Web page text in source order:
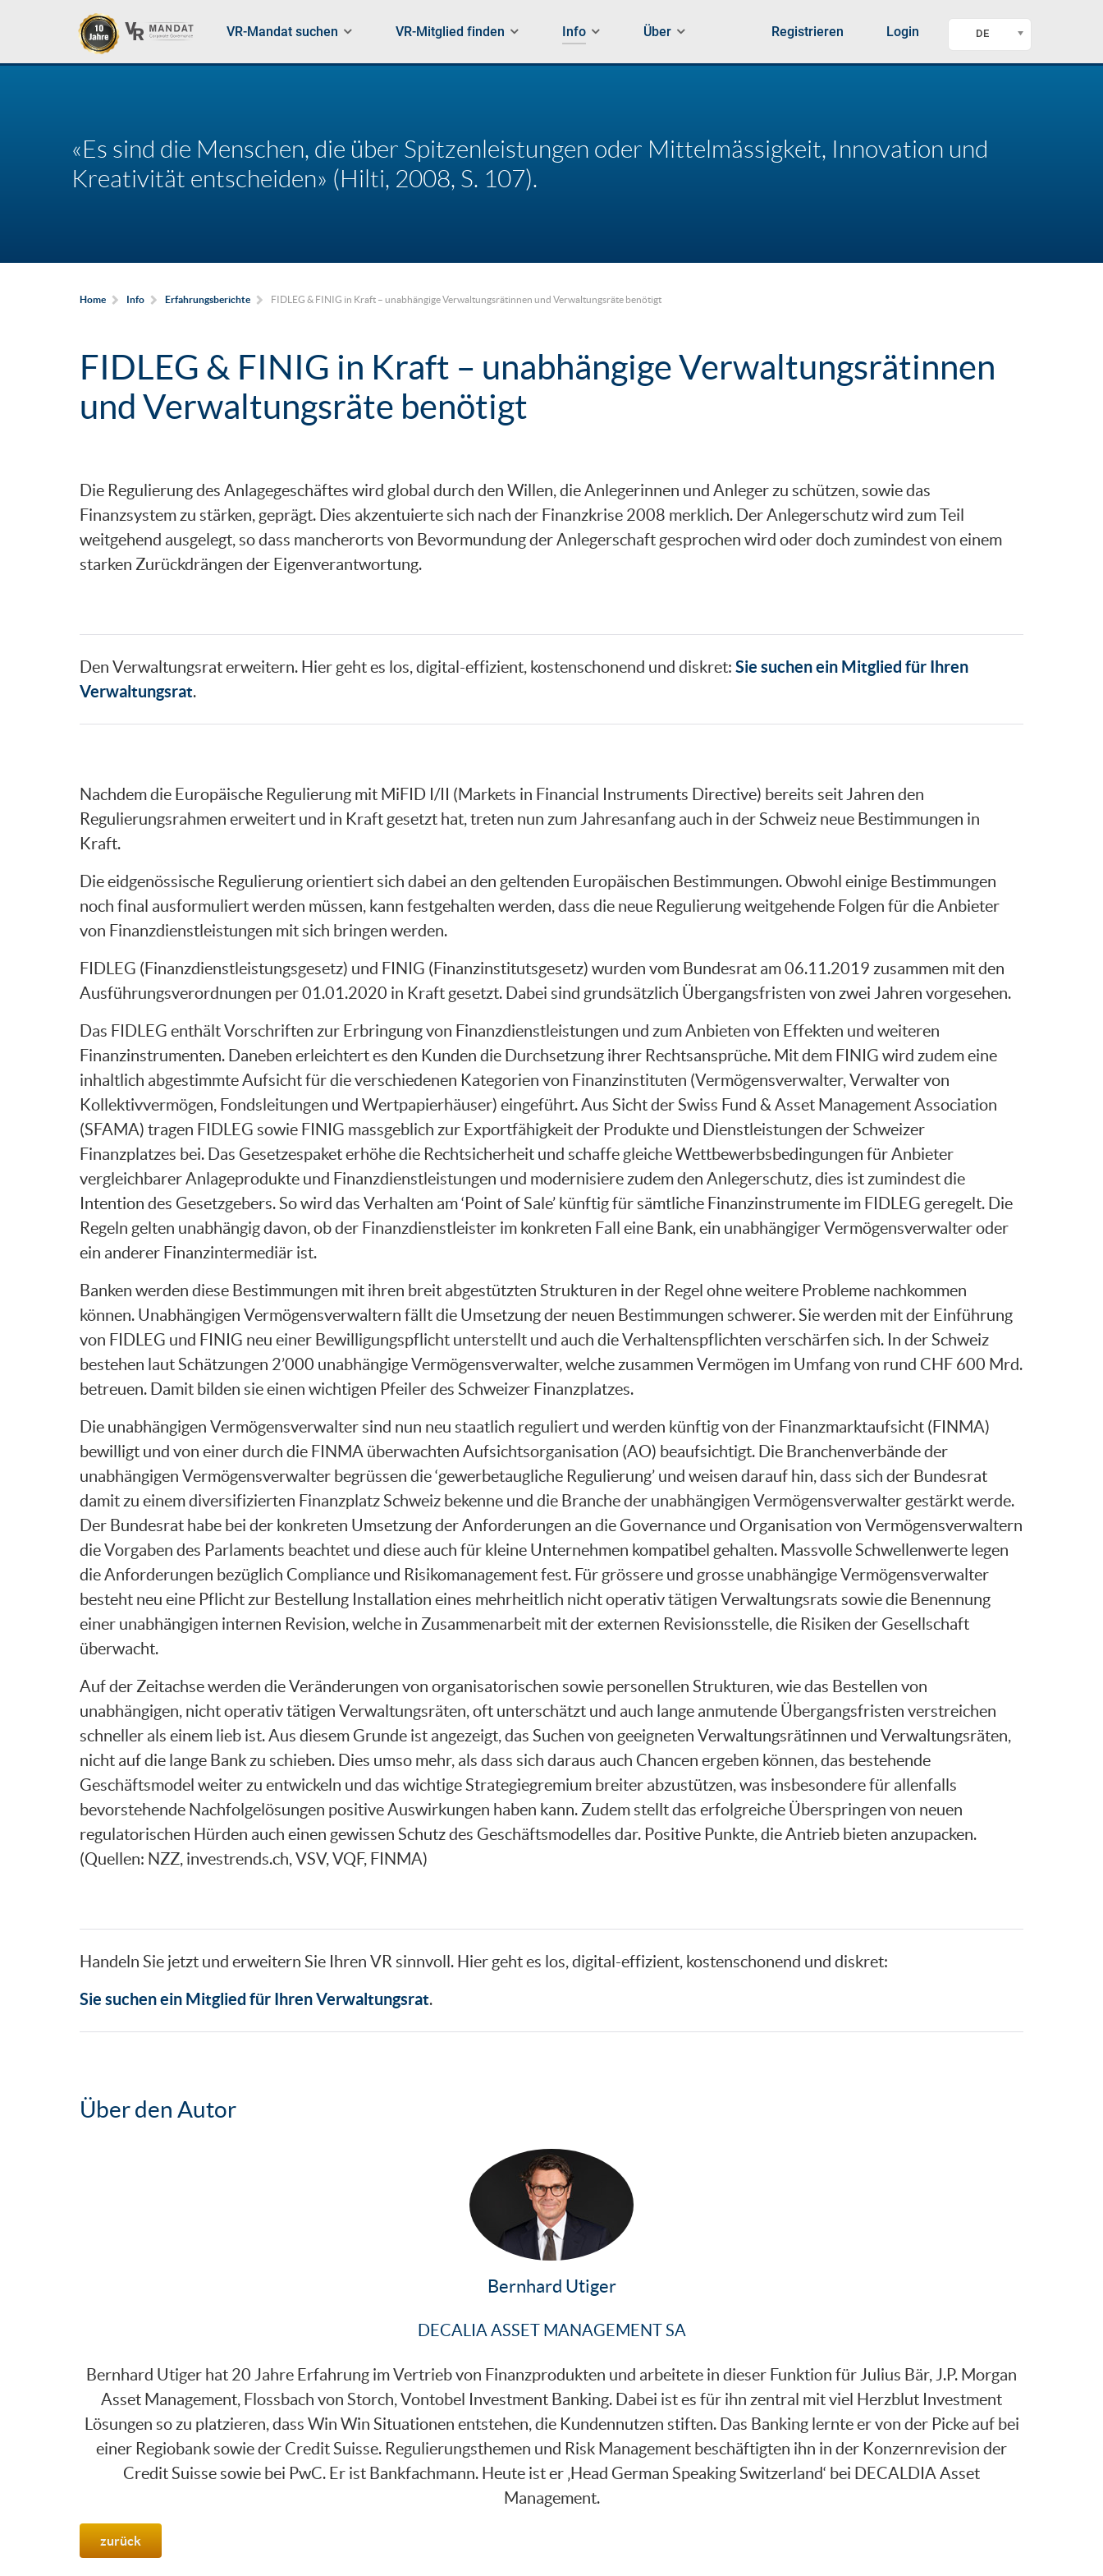
VR-Mandat suchen VR-Mitglied finden Info Über Registrieren Login DE
«Es sind die Menschen, die über Spitzenleistungen oder Mittelmässigkeit, Innovation und
Kreativität entscheiden» (Hilti, 2008, S. 107).
Home Info Erfahrungsberichte FIDLEG & FINIG in Kraft – unabhängige Verwaltungsrätinnen und Verwaltungsräte benötigt
FIDLEG & FINIG in Kraft – unabhängige Verwaltungsrätinnen
und Verwaltungsräte benötigt
Die Regulierung des Anlagegeschäftes wird global durch den Willen, die Anlegerinnen und Anleger zu schützen, sowie das
Finanzsystem zu stärken, geprägt. Dies akzentuierte sich nach der Finanzkrise 2008 merklich. Der Anlegerschutz wird zum Teil
weitgehend ausgelegt, so dass mancherorts von Bevormundung der Anlegerschaft gesprochen wird oder doch zumindest von einem
starken Zurückdrängen der Eigenverantwortung.
Den Verwaltungsrat erweitern. Hier geht es los, digital-effizient, kostenschonend und diskret: Sie suchen ein Mitglied für Ihren
Verwaltungsrat.
Nachdem die Europäische Regulierung mit MiFID I/II (Markets in Financial Instruments Directive) bereits seit Jahren den
Regulierungsrahmen erweitert und in Kraft gesetzt hat, treten nun zum Jahresanfang auch in der Schweiz neue Bestimmungen in
Kraft.
Die eidgenössische Regulierung orientiert sich dabei an den geltenden Europäischen Bestimmungen. Obwohl einige Bestimmungen
noch final ausformuliert werden müssen, kann festgehalten werden, dass die neue Regulierung weitgehende Folgen für die Anbieter
von Finanzdienstleistungen mit sich bringen werden.
FIDLEG (Finanzdienstleistungsgesetz) und FINIG (Finanzinstitutsgesetz) wurden vom Bundesrat am 06.11.2019 zusammen mit den
Ausführungsverordnungen per 01.01.2020 in Kraft gesetzt. Dabei sind grundsätzlich Übergangsfristen von zwei Jahren vorgesehen.
Das FIDLEG enthält Vorschriften zur Erbringung von Finanzdienstleistungen und zum Anbieten von Effekten und weiteren
Finanzinstrumenten. Daneben erleichtert es den Kunden die Durchsetzung ihrer Rechtsansprüche. Mit dem FINIG wird zudem eine
inhaltlich abgestimmte Aufsicht für die verschiedenen Kategorien von Finanzinstituten (Vermögensverwalter, Verwalter von
Kollektivvermögen, Fondsleitungen und Wertpapierhäuser) eingeführt. Aus Sicht der Swiss Fund & Asset Management Association
(SFAMA) tragen FIDLEG sowie FINIG massgeblich zur Exportfähigkeit der Produkte und Dienstleistungen der Schweizer
Finanzplatzes bei. Das Gesetzespaket erhöhe die Rechtsicherheit und schaffe gleiche Wettbewerbsbedingungen für Anbieter
vergleichbarer Anlageprodukte und Finanzdienstleistungen und modernisiere zudem den Anlegerschutz, dies ist zumindest die
Intention des Gesetzgebers. So wird das Verhalten am ‘Point of Sale’ künftig für sämtliche Finanzinstrumente im FIDLEG geregelt. Die
Regeln gelten unabhängig davon, ob der Finanzdienstleister im konkreten Fall eine Bank, ein unabhängiger Vermögensverwalter oder
ein anderer Finanzintermediär ist.
Banken werden diese Bestimmungen mit ihren breit abgestützten Strukturen in der Regel ohne weitere Probleme nachkommen
können. Unabhängigen Vermögensverwaltern fällt die Umsetzung der neuen Bestimmungen schwerer. Sie werden mit der Einführung
von FIDLEG und FINIG neu einer Bewilligungspflicht unterstellt und auch die Verhaltenspflichten verschärfen sich. In der Schweiz
bestehen laut Schätzungen 2’000 unabhängige Vermögensverwalter, welche zusammen Vermögen im Umfang von rund CHF 600 Mrd.
betreuen. Damit bilden sie einen wichtigen Pfeiler des Schweizer Finanzplatzes.
Die unabhängigen Vermögensverwalter sind nun neu staatlich reguliert und werden künftig von der Finanzmarktaufsicht (FINMA)
bewilligt und von einer durch die FINMA überwachten Aufsichtsorganisation (AO) beaufsichtigt. Die Branchenverbände der
unabhängigen Vermögensverwalter begrüssen die ‘gewerbetaugliche Regulierung’ und weisen darauf hin, dass sich der Bundesrat
damit zu einem diversifizierten Finanzplatz Schweiz bekenne und die Branche der unabhängigen Vermögensverwalter gestärkt werde.
Der Bundesrat habe bei der konkreten Umsetzung der Anforderungen an die Governance und Organisation von Vermögensverwaltern
die Vorgaben des Parlaments beachtet und diese auch für kleine Unternehmen kompatibel gehalten. Massvolle Schwellenwerte legen
die Anforderungen bezüglich Compliance und Risikomanagement fest. Für grössere und grosse unabhängige Vermögensverwalter
besteht neu eine Pflicht zur Bestellung Installation eines mehrheitlich nicht operativ tätigen Verwaltungsrats sowie die Benennung
einer unabhängigen internen Revision, welche in Zusammenarbeit mit der externen Revisionsstelle, die Risiken der Gesellschaft
überwacht.
Auf der Zeitachse werden die Veränderungen von organisatorischen sowie personellen Strukturen, wie das Bestellen von
unabhängigen, nicht operativ tätigen Verwaltungsräten, oft unterschätzt und auch lange anmutende Übergangsfristen verstreichen
schneller als einem lieb ist. Aus diesem Grunde ist angezeigt, das Suchen von geeigneten Verwaltungsrätinnen und Verwaltungsräten,
nicht auf die lange Bank zu schieben. Dies umso mehr, als dass sich daraus auch Chancen ergeben können, das bestehende
Geschäftsmodel weiter zu entwickeln und das wichtige Strategiegremium breiter abzustützen, was insbesondere für allenfalls
bevorstehende Nachfolgelösungen positive Auswirkungen haben kann. Zudem stellt das erfolgreiche Überspringen von neuen
regulatorischen Hürden auch einen gewissen Schutz des Geschäftsmodelles dar. Positive Punkte, die Antrieb bieten anzupacken.
(Quellen: NZZ, investrends.ch, VSV, VQF, FINMA)
Handeln Sie jetzt und erweitern Sie Ihren VR sinnvoll. Hier geht es los, digital-effizient, kostenschonend und diskret:
Sie suchen ein Mitglied für Ihren Verwaltungsrat.
Über den Autor
Bernhard Utiger
DECALIA ASSET MANAGEMENT SA
Bernhard Utiger hat 20 Jahre Erfahrung im Vertrieb von Finanzprodukten und arbeitete in dieser Funktion für Julius Bär, J.P. Morgan
Asset Management, Flossbach von Storch, Vontobel Investment Banking. Dabei ist es für ihn zentral mit viel Herzblut Investment
Lösungen so zu platzieren, dass Win Win Situationen entstehen, die Kundennutzen stiften. Das Banking lernte er von der Picke auf bei
einer Regiobank sowie der Credit Suisse. Regulierungsthemen und Risk Management beschäftigten ihn in der Konzernrevision der
Credit Suisse sowie bei PwC. Er ist Bankfachmann. Heute ist er ‚Head German Speaking Switzerland‘ bei DECALDIA Asset
Management.
zurück